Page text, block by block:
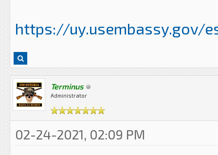
https://uy.usembassy.gov/
Terminus
Administrator
02-24-2021, 02:09 PM